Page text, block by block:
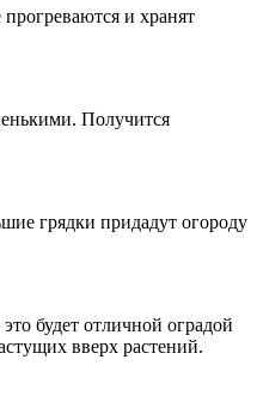
и хранят
Получится
грядки придадут огороду
будет отличной оградой
вверх растений.